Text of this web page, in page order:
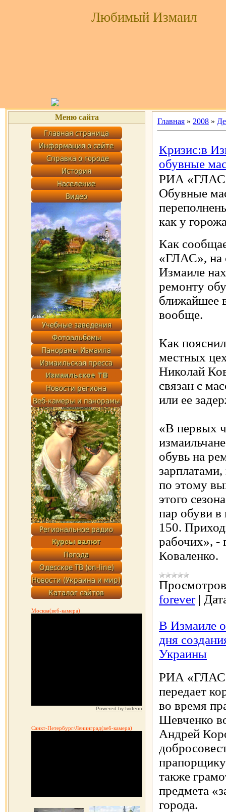
Любимый Измаил
Меню сайта
Москва(веб-камера)
Powered by Ivideon
Санкт-Петербург/Ленинград(веб-камера)
Главная » 2008 »
Кризис:в
обувные
РИА
Обувные
как у
Как
«ГЛАС», на
Измаиле
ремонту
ближайшее
вообще.
Как
местных
Николай
связан с
или ее
«В первых
обувь на
по этому
этого
пар обуви в
150.
рабочих», -
Коваленко.
forever |
В Измаиле
дня
Украины
РИА
передает
во время
Шевченко
Андрей
также
предмета
города.